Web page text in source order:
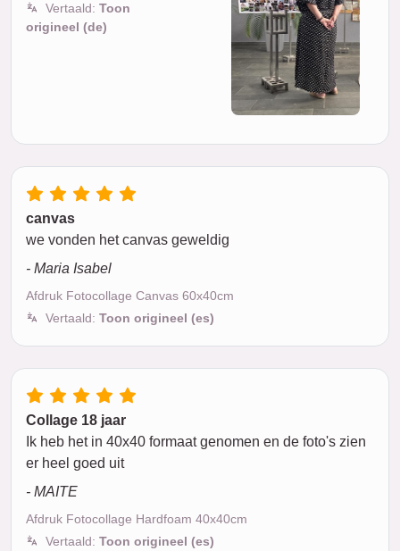
Vertaald: Toon
origineel (de)
canvas
we vonden het canvas geweldig
- Maria Isabel
Afdruk Fotocollage Canvas 60x40cm
Vertaald: Toon origineel (es)
Collage 18 jaar
Ik heb het in 40x40 formaat genomen en de foto's zien
er heel goed uit
- MAITE
Afdruk Fotocollage Hardfoam 40x40cm
Vertaald: Toon origineel (es)